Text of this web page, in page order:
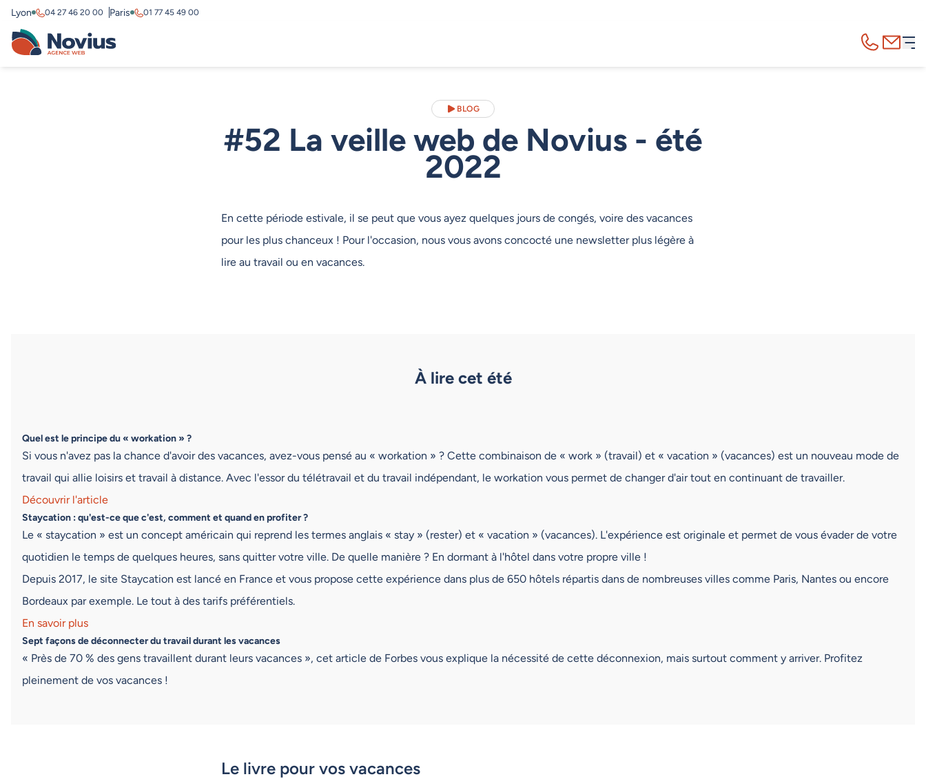
Lyon 04 27 46 20 00 Paris 01 77 45 49 00
BLOG
#52 La veille web de Novius - été
2022
En cette période estivale, il se peut que vous ayez quelques jours de congés, voire des vacances
pour les plus chanceux ! Pour l'occasion, nous vous avons concocté une newsletter plus légère à
lire au travail ou en vacances.
À lire cet été
Quel est le principe du « workation » ?
Si vous n'avez pas la chance d'avoir des vacances, avez-vous pensé au « workation » ? Cette combinaison de « work » (travail) et « vacation » (vacances) est un nouveau mode de
travail qui allie loisirs et travail à distance. Avec l'essor du télétravail et du travail indépendant, le workation vous permet de changer d'air tout en continuant de travailler.
Découvrir l'article
Staycation : qu'est-ce que c'est, comment et quand en profiter ?
Le « staycation » est un concept américain qui reprend les termes anglais « stay » (rester) et « vacation » (vacances). L'expérience est originale et permet de vous évader de votre
quotidien le temps de quelques heures, sans quitter votre ville. De quelle manière ? En dormant à l'hôtel dans votre propre ville !
Depuis 2017, le site Staycation est lancé en France et vous propose cette expérience dans plus de 650 hôtels répartis dans de nombreuses villes comme Paris, Nantes ou encore
Bordeaux par exemple. Le tout à des tarifs préférentiels.
En savoir plus
Sept façons de déconnecter du travail durant les vacances
« Près de 70 % des gens travaillent durant leurs vacances », cet article de Forbes vous explique la nécessité de cette déconnexion, mais surtout comment y arriver. Profitez
pleinement de vos vacances !
Le livre pour vos vacances